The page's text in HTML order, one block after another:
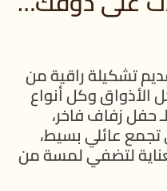
تشكيلة راقية من
الأذواق وكل أنواع
حفل زفاف فاخر،
عائلي بسيط،
لتضفي لمسة من